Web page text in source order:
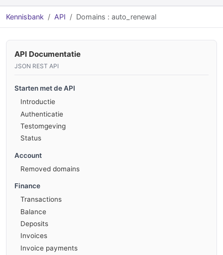
Kennisbank API Domains : auto_renewal
API Documentatie
JSON REST API
Starten met de API
Introductie
Authenticatie
Testomgeving
Status
Account
Removed domains
Finance
Transactions
Balance
Deposits
Invoices
Invoice payments